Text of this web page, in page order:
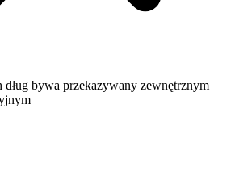
dług bywa przekazywany zewnętrznym